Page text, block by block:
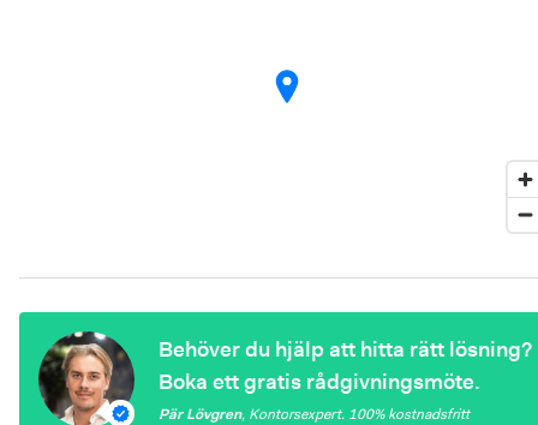
Behöver du hjälp att hitta rätt lösning?
Boka ett gratis rådgivningsmöte.
Pär Lövgren, Kontorsexpert. 100%kostnadsfritt